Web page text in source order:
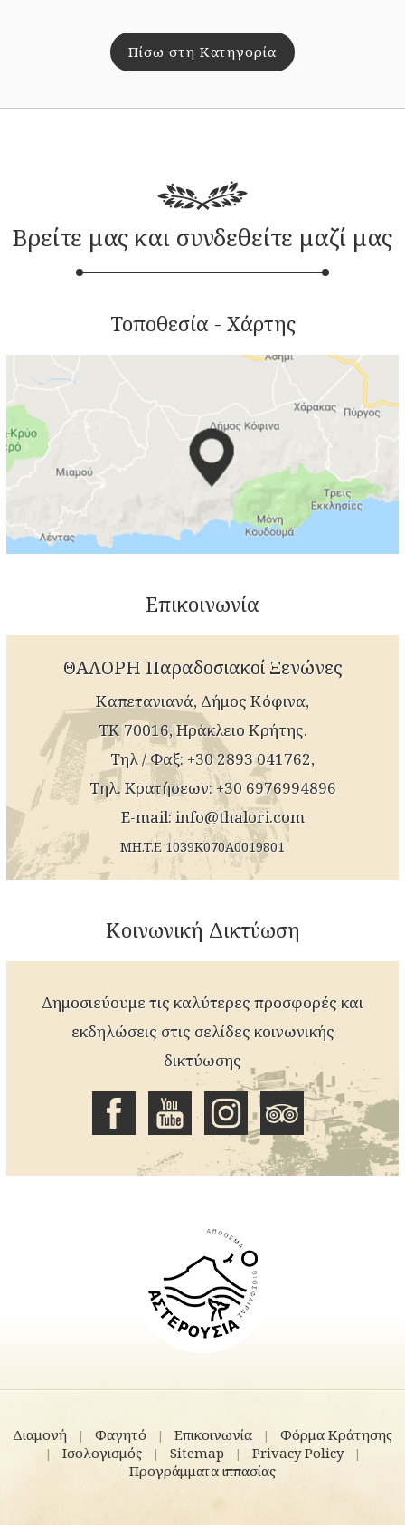
Πίσω στη Κατηγορία
Βρείτε μας και συνδεθείτε μαζί μας
Τοποθεσία - Χάρτης
Επικοινωνία
ΘΑΛΟΡΗ Παραδοσιακοί Ξενώνες
Καπετανιανά, Δήμος Κόφινα,
ΤΚ 70016, Ηράκλειο Κρήτης.
Tηλ / Φαξ: +30 2893 041762,
Τηλ. Kρατήσεων: +30 6976994896
E-mail:info@thalori.com
MH.T.E 1039K070A0019801
Κοινωνική Δικτύωση
Δημοσιεύουμε τις καλύτερες προσφορές και
εκδηλώσεις στις σελίδες κοινωνικής
δικτύωσης
Διαμονή | Φαγητό | Επικοινωνία | Φόρμα Κράτησης
| Ισολογισμός | Sitemap | Privacy Policy |
Προγράμματα ιππασίας